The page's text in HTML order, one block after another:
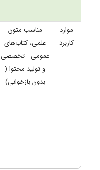
موارد
کاربرد
مناسب متون
علمی، کتاب‌های
عمومی - تخصصی
و تولید محتوا (
بدون بازخوانی)